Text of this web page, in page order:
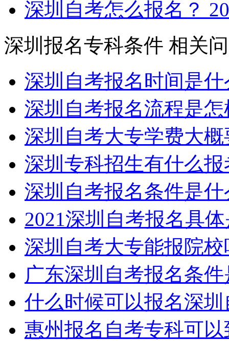
深圳自考怎么报名？
深圳报名专科条件 相关
深圳自考报名时间是
深圳自考报名流程是
深圳自考大专学费大
深圳专科招生有什么
深圳自考报名条件是什
2021深圳自考报名具
深圳自考大专能报院校
广东深圳自考报名条
什么时候可以报名深
惠州报名自考专科可